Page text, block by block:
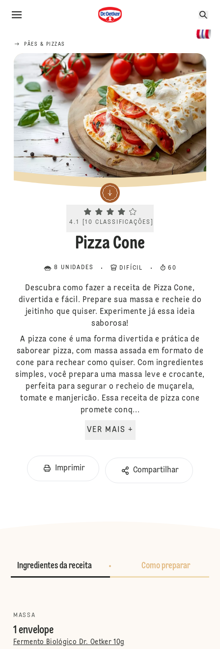
PÃES & PIZZAS
Current rating 4.1. Click to rate.
4.1 [10 CLASSIFICAÇÕES
Pizza Cone
8 UNIDADES DIFÍCIL 60
Descubra como fazer a receita de Pizza Cone,
divertida e fácil. Prepare sua massa e recheie do
jeitinho que quiser. Experimente já essa ideia
saborosa!
A pizza cone é uma forma divertida e prática de
saborear pizza, com massa assada em formato de
cone para rechear como quiser. Com ingredientes
simples, você prepara uma massa leve e crocante,
perfeita para segurar o recheio de muçarela,
tomate e manjericão. Essa receita de pizza cone
promete conq...
VER MAIS +
Imprimir Compartilhar
Ingredientes da receita Como preparar
MASSA
1 envelope
Fermento Biológico Dr. Oetker 10g